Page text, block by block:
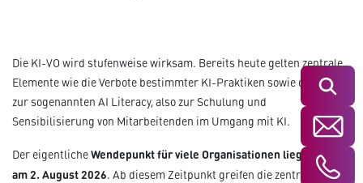
Suchen
Die KI-VO wird stufenweise wirksam. Bereits heute gelten zentrale
Elemente wie die Verbote bestimmter KI-Praktiken sowie die Pflicht
zur sogenannten AI Literacy, also zur Schulung und
Sensibilisierung von Mitarbeitenden im Umgang mit KI.
Der eigentlicheWendepunkt für viele Organisationen liegt jedoch
am 2. August 2026. Ab diesem Zeitpunkt greifen die zentralen